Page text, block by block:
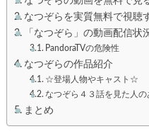
なつぞらを実質無料で視聴
「なつぞら」の動画配信状
PandoraTVの危険性
なつぞらの作品紹介
☆登場人物やキャスト☆
なつぞら４３話を見た人
まとめ